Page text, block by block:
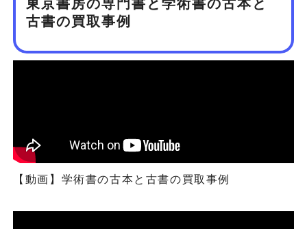
東京書房の専門書と学術書の古本と
古書の買取事例
【動画】学術書の古本と古書の買取事例